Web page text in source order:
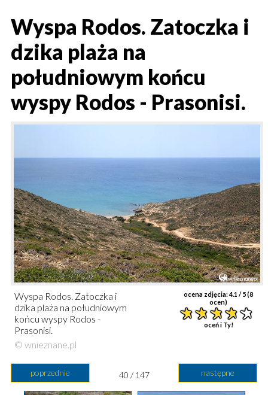
Wyspa Rodos. Zatoczka i
dzika plaża na
południowym końcu
wyspy Rodos - Prasonisi.
ocena zdjęcia:4.1 / 5 (8
ocen)
oceń i Ty!
Wyspa Rodos. Zatoczka i
dzika plaża na południowym
końcu wyspy Rodos -
Prasonisi.
© wnieznane.pl
poprzednie następne
40 / 147